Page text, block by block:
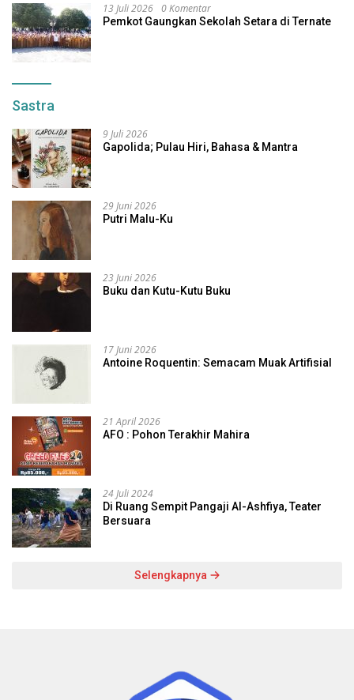
13 Juli 2026 0 Komentar
Pemkot Gaungkan Sekolah Setara di Ternate
Sastra
9 Juli 2026
Gapolida; Pulau Hiri, Bahasa & Mantra
29 Juni 2026
Putri Malu-Ku
23 Juni 2026
Buku dan Kutu-Kutu Buku
17 Juni 2026
Antoine Roquentin: Semacam Muak Artifisial
21 April 2026
AFO : Pohon Terakhir Mahira
24 Juli 2024
Di Ruang Sempit Pangaji Al-Ashfiya, Teater
Bersuara
Selengkapnya